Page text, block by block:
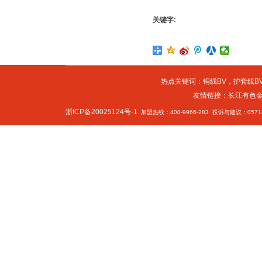
关键字:
热点关键词： 铜线BV， 护套线
友情链接： 长江有色
浙ICP备20025124号-1 加盟热线：400-9966-283 投诉与建议：